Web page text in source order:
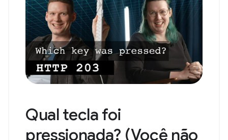
Qual tecla foi
pressionada? (Você não